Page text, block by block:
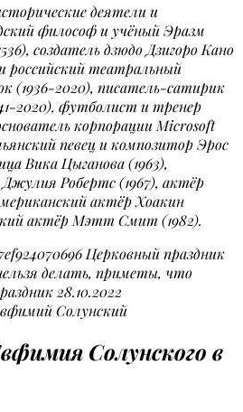
деятели и
философ и учёный Эразм
создатель дзюдо Дзигоро Кано
российский театральный
(1936-2020), писатель-сатирик
2020), футболист и тренер
корпорации Microsoft
певец и композитор Эрос
Вика Цыганова (1963),
Робертс (1967), актёр
актёр Хоакин
актёр Мэтт Смит (1982).
Солунский
Солунского в